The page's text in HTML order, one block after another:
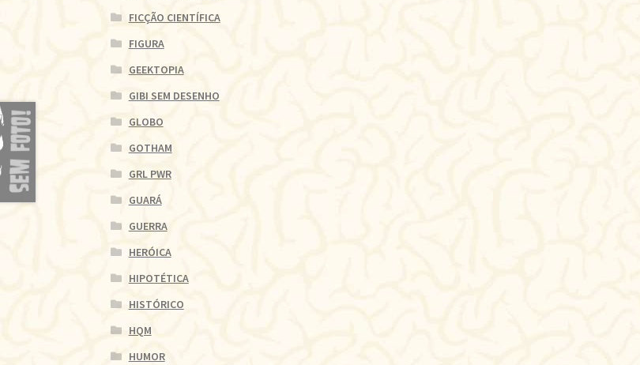
FICÇÃO CIENTÍFICA
FIGURA
GEEKTOPIA
GIBI SEM DESENHO
GLOBO
GOTHAM
GRL PWR
GUARÁ
GUERRA
HERÓICA
HIPOTÉTICA
HISTÓRICO
HQM
HUMOR